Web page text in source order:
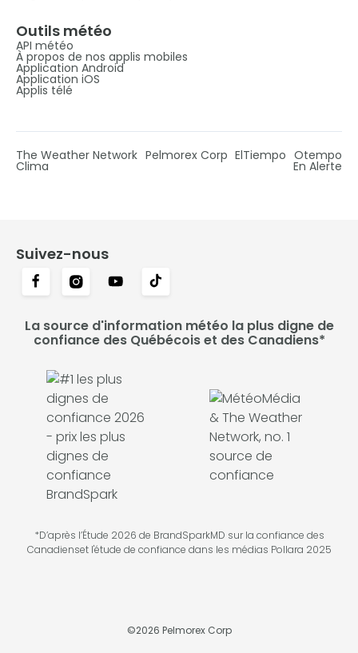
Outils météo
API météo
À propos de nos applis mobiles
Application Android
Application iOS
Applis télé
The Weather Network Pelmorex Corp ElTiempo Otempo
Clima En Alerte
Suivez-nous
La source d'information météo la plus digne de
confiance des Québécois et des Canadiens*
*D’après l’Étude 2026 de BrandSparkMD sur la confiance des
Canadienset l'étude de confiance dans les médias Pollara 2025
©2026 Pelmorex Corp